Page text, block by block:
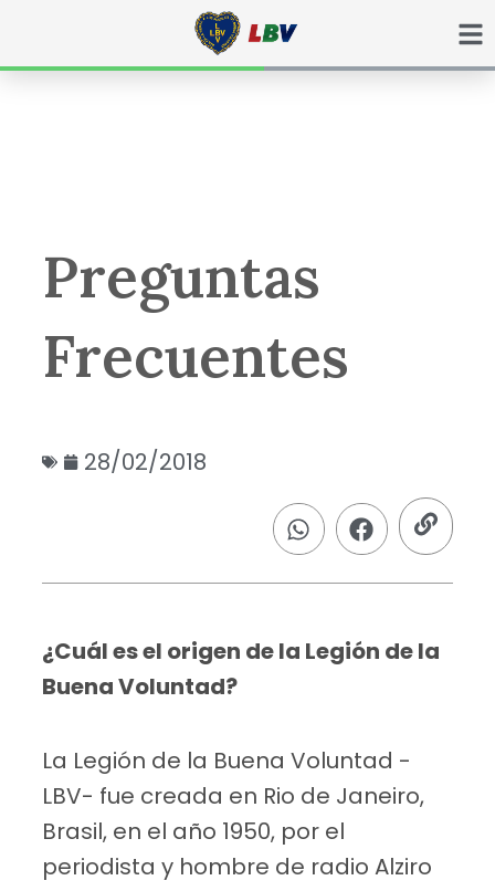
Preguntas
Frecuentes
28/02/2018
¿Cuál es el origen de la Legión de la
Buena Voluntad?
La Legión de la Buena Voluntad -
LBV- fue creada en Rio de Janeiro,
Brasil, en el año 1950, por el
periodista y hombre de radio Alziro